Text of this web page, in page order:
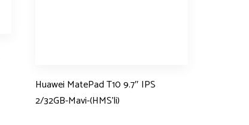
Huawei MatePad T10 9.7″ IPS
2/32GB-Mavi-(HMS’li)